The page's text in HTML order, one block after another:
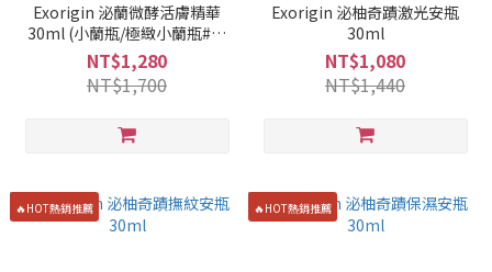
Exorigin 泌蘭微酵活膚精華
30ml (小蘭瓶/極緻小蘭瓶#彈
潤透亮)
NT$1,280
NT$1,700
Exorigin 泌柚奇蹟激光安瓶
30ml
NT$1,080
NT$1,440
🔥HOT熱銷推薦 🔥HOT熱銷推薦